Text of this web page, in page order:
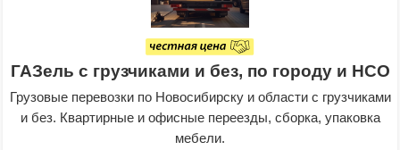
ГАЗель с грузчиками и без, по городу и НСО
Грузовые перевозки по Новосибирску и области с грузчиками
и без. Квартирные и офисные переезды, сборка, упаковка
мебели.